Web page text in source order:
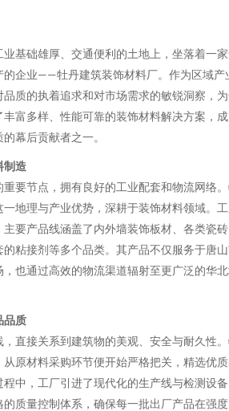
基础雄厚、交通便利的土地上，坐落着一
的企业——牡丹建筑装饰材料厂。作为区域产
质的执着追求和对市场需求的敏锐洞察，
富多样、性能可靠的装饰材料解决方案，
幕后贡献者之一。
制造
要节点，拥有良好的工业配套和物流网络
地理与产业优势，深耕于装饰材料领域。
要产品线涵盖了内外墙装饰板材、各类瓷
粘接剂等多个品类。其产品不仅服务于唐
也通过高效的物流渠道辐射至更广泛的华
品质
直接关系到建筑物的美观、安全与耐久性
原材料采购环节便开始严格把关，精选优
中，工厂引进了现代化的生产线与检测设
质量控制体系，确保每一批出厂产品在强